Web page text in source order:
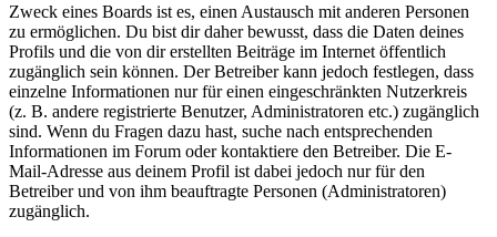
Zweck eines Boards ist es, einen Austausch mit anderen Personen
zu ermöglichen. Du bist dir daher bewusst, dass die Daten deines
Profils und die von dir erstellten Beiträge im Internet öffentlich
zugänglich sein können. Der Betreiber kann jedoch festlegen, dass
einzelne Informationen nur für einen eingeschränkten Nutzerkreis
(z. B. andere registrierte Benutzer, Administratoren etc.) zugänglich
sind. Wenn du Fragen dazu hast, suche nach entsprechenden
Informationen im Forum oder kontaktiere den Betreiber. Die E-
Mail-Adresse aus deinem Profil ist dabei jedoch nur für den
Betreiber und von ihm beauftragte Personen (Administratoren)
zugänglich.